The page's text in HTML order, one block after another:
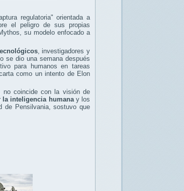
regulatoria" orientada a
el peligro de sus propias
su modelo enfocado a
, investigadores y
se dio una semana después
para humanos en tareas
como un intento de Elon
coincide con la visión de
la inteligencia humanay los
de Pensilvania, sostuvo que